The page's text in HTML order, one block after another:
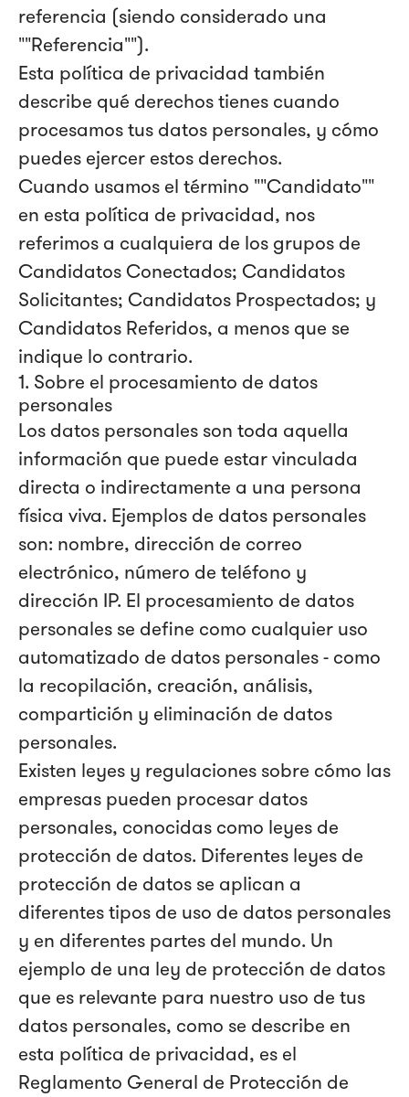
referencia (siendo considerado una
""Referencia"").
Esta política de privacidad también
describe qué derechos tienes cuando
procesamos tus datos personales, y cómo
puedes ejercer estos derechos.
Cuando usamos el término ""Candidato""
en esta política de privacidad, nos
referimos a cualquiera de los grupos de
Candidatos Conectados; Candidatos
Solicitantes; Candidatos Prospectados; y
Candidatos Referidos, a menos que se
indique lo contrario.
1. Sobre el procesamiento de datos
personales
Los datos personales son toda aquella
información que puede estar vinculada
directa o indirectamente a una persona
física viva. Ejemplos de datos personales
son: nombre, dirección de correo
electrónico, número de teléfono y
dirección IP. El procesamiento de datos
personales se define como cualquier uso
automatizado de datos personales - como
la recopilación, creación, análisis,
compartición y eliminación de datos
personales.
Existen leyes y regulaciones sobre cómo las
empresas pueden procesar datos
personales, conocidas como leyes de
protección de datos. Diferentes leyes de
protección de datos se aplican a
diferentes tipos de uso de datos personales
y en diferentes partes del mundo. Un
ejemplo de una ley de protección de datos
que es relevante para nuestro uso de tus
datos personales, como se describe en
esta política de privacidad, es el
Reglamento General de Protección de